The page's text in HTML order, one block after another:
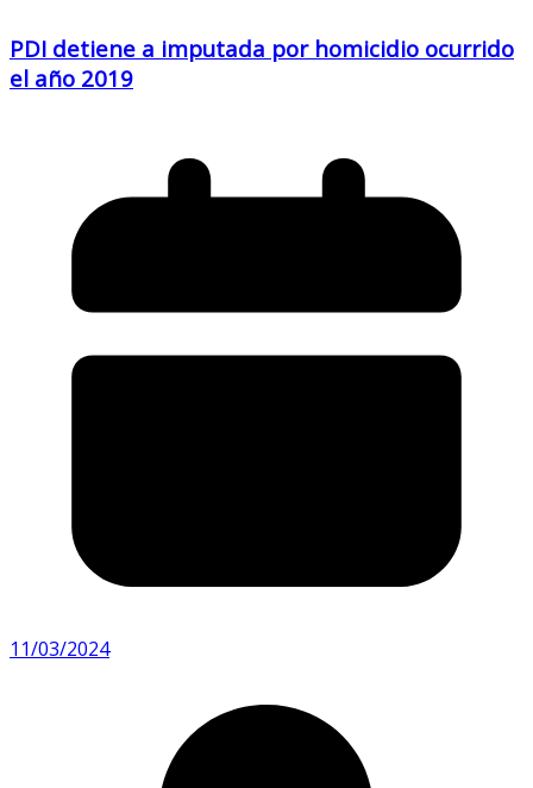
PDI detiene a imputada por homicidio ocurrido
el año 2019
11/03/2024